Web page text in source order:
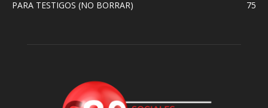
PARA TESTIGOS (NO BORRAR)
75